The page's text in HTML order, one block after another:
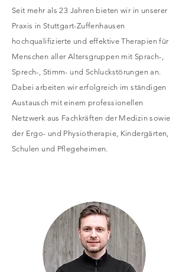
Seit mehr als 23 Jahren bieten wir in unserer
Praxis in Stuttgart-Zuffenhausen
hochqualifizierte und effektive Therapien für
Menschen aller Altersgruppen mit Sprach-,
Sprech-, Stimm- und Schluckstörungen an.
Dabei arbeiten wir erfolgreich im ständigen
Austausch mit einem professionellen
Netzwerk aus Fachkräften der Medizin sowie
der Ergo- und Physiotherapie, Kindergärten,
Schulen und Pflegeheimen.